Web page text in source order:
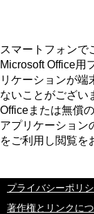
スマートフォンで
Microsoft Office用
リケーションが端
ないことがござい
Officeまたは無償
アプリケーション
をご利用し閲覧を
プライバシーポリ
著作権とリンクに